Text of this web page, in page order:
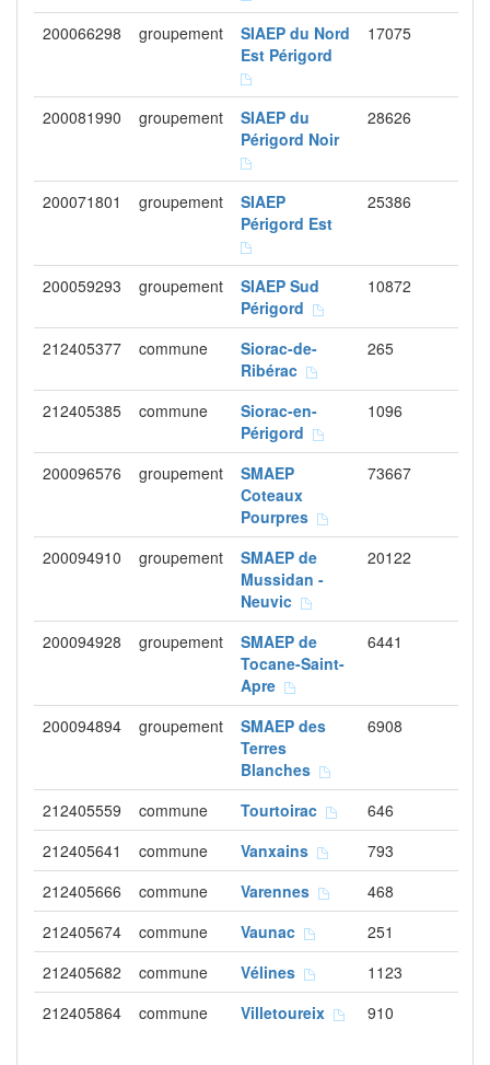
200066298 groupement
SIAEP du Nord
Est Périgord
17075
200081990 groupement
SIAEP du
Périgord Noir
28626
200071801 groupement
SIAEP
Périgord Est
25386
200059293 groupement
SIAEP Sud
Périgord
10872
212405377 commune
Siorac-de-
Ribérac
265
212405385 commune
Siorac-en-
Périgord
1096
200096576 groupement
SMAEP
Coteaux
Pourpres
73667
200094910 groupement
SMAEP de
Mussidan -
Neuvic
20122
200094928 groupement
SMAEP de
Tocane-Saint-
Apre
6441
200094894 groupement
SMAEP des
Terres
Blanches
6908
212405559 commune Tourtoirac
646
212405641
commune Vanxains
793
212405666
commune Varennes
468
212405674
commune Vaunac
251
212405682
commune Vélines
1123
212405864
commune Villetoureix 910